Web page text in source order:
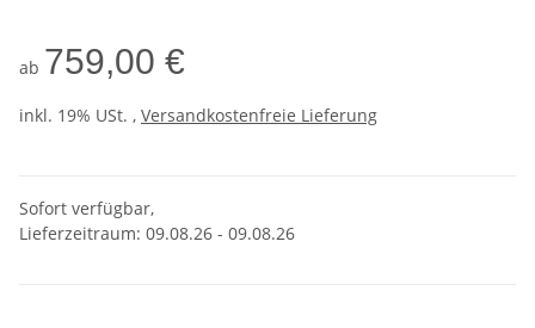
ab 759,00 €
inkl. 19% USt. , Versandkostenfreie Lieferung
Sofort verfügbar,
Lieferzeitraum: 09.08.26 - 09.08.26